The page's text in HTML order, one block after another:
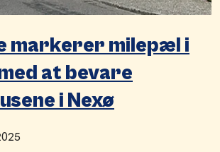
markerer milepæl i
at bevare
i Nexø